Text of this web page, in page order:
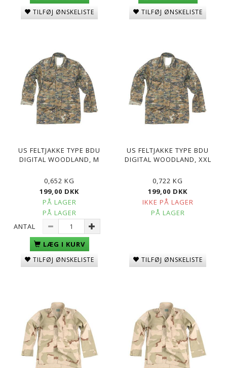
TILFØJ ØNSKELISTE TILFØJ ØNSKELISTE
US FELTJAKKE TYPE BDU
DIGITAL WOODLAND, M
0,652 KG
199,00 DKK
PÅ LAGER
PÅ LAGER
ANTAL
LÆG I KURV
TILFØJ ØNSKELISTE
US FELTJAKKE TYPE BDU
DIGITAL WOODLAND, XXL
0,722 KG
199,00 DKK
IKKE PÅ LAGER
PÅ LAGER
TILFØJ ØNSKELISTE